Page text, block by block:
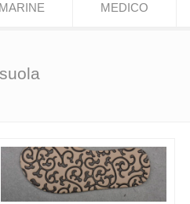
MARINE MEDICO